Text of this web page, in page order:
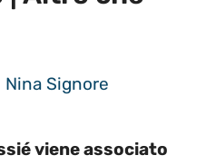
Nina Signore
viene associato